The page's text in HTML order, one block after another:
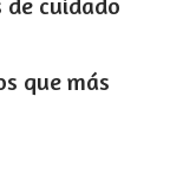
que más